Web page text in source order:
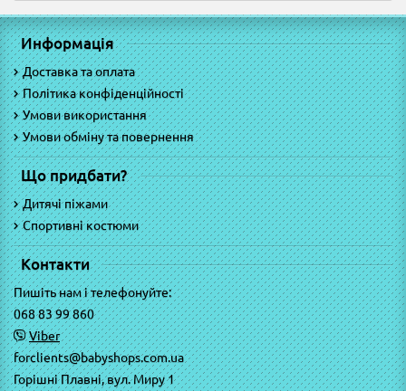
Информація
Доставка та оплата
Політика конфіденційності
Умови використання
Умови обміну та повернення
Що придбати?
Дитячі піжами
Спортивні костюми
Контакти
Пишіть нам і телефонуйте:
068 83 99 860
Viber
forclients@babyshops.com.ua
Горішні Плавні, вул. Миру 1